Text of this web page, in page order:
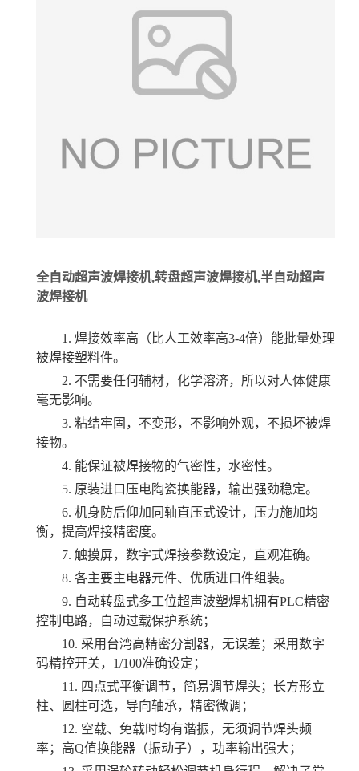
全自动超声波焊接机,转盘超声波焊接机,半自动超声
波焊接机
1. 焊接效率高（比人工效率高3-4倍）能批量处理
被焊接塑料件。
2. 不需要任何辅材，化学溶济，所以对人体健康
毫无影响。
3. 粘结牢固，不变形，不影响外观，不损坏被焊
接物。
4. 能保证被焊接物的气密性，水密性。
5. 原装进口压电陶瓷换能器，输出强劲稳定。
6. 机身防后仰加同轴直压式设计，压力施加均
衡，提高焊接精密度。
7. 触摸屏，数字式焊接参数设定，直观准确。
8. 各主要主电器元件、优质进口件组装。
9. 自动转盘式多工位超声波塑焊机拥有PLC精密
控制电路，自动过载保护系统；
10. 采用台湾高精密分割器，无误差；采用数字
码精控开关，1/100准确设定；
11. 四点式平衡调节，简易调节焊头；长方形立
柱、圆柱可选，导向轴承，精密微调；
12. 空载、免载时均有谐振，无须调节焊头频
率；高Q值换能器（振动子），功率输出强大；